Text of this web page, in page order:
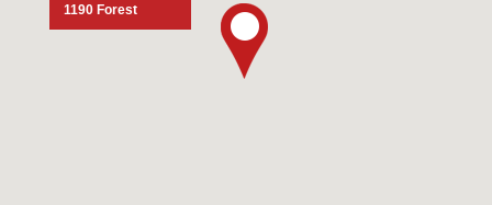
1190 Forest